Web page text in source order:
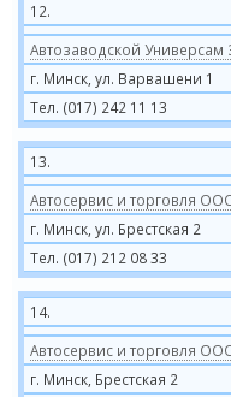
12.
Автозаводской Универсам
г. Минск, ул. Варвашени 1
Тел. (017) 242 11 13
13.
Автосервис и торговля
г. Минск, ул. Брестская 2
Тел. (017) 212 08 33
14.
Автосервис и торговля
г. Минск, Брестская 2